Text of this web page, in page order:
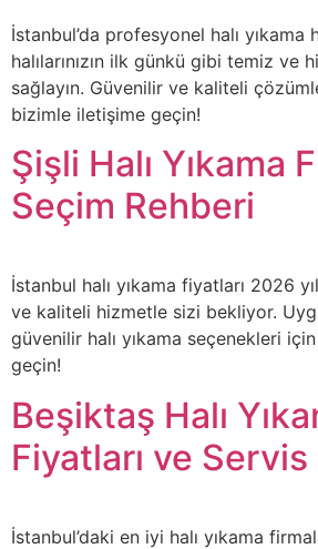
İstanbul’da profesyonel halı yıkama
halılarınızın ilk günkü gibi temiz ve
sağlayın. Güvenilir ve kaliteli
bizimle iletişime geçin!
Şişli Halı Yıkama
Seçim Rehberi
İstanbul halı yıkama fiyatları 2026
ve kaliteli hizmetle sizi bekliyor.
güvenilir halı yıkama seçenekleri
geçin!
Beşiktaş Halı
Fiyatları ve
İstanbul’daki en iyi halı yıkama